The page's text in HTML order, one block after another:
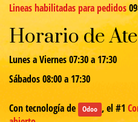
Lineas habilitadas para pedidos
Horario de
Lunes a Viernes 07:30 a 17:30
Sábados 08:00 a 17:30
Con tecnología de Odoo , el #1